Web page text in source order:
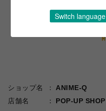
ショップ名
ANIME-Q
店舗名
POP-UP SHOP
Switch language